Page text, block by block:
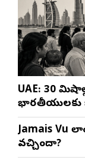
UAE: 30
భారతీయులకు
Jamais Vu
వచ్చిందా?